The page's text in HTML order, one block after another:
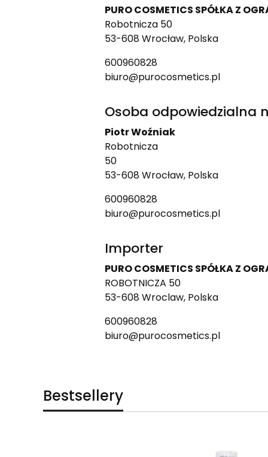
PURO COSMETICS SPÓŁKA Z
Robotnicza 50
53-608 Wrocław, Polska
600960828
biuro@purocosmetics.pl
Osoba odpowiedzialna
Piotr Woźniak
Robotnicza
50
53-608 Wrocław, Polska
600960828
biuro@purocosmetics.pl
Importer
PURO COSMETICS SPÓŁKA Z
ROBOTNICZA 50
53-608 Wroclaw, Polska
600960828
biuro@purocosmetics.pl
Bestsellery